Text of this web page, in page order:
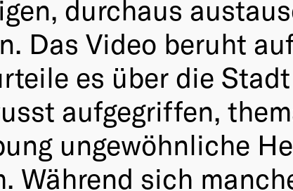
durchaus
Das Video beruht
es über die
aufgegriffen,
ungewöhnliche
Während sich